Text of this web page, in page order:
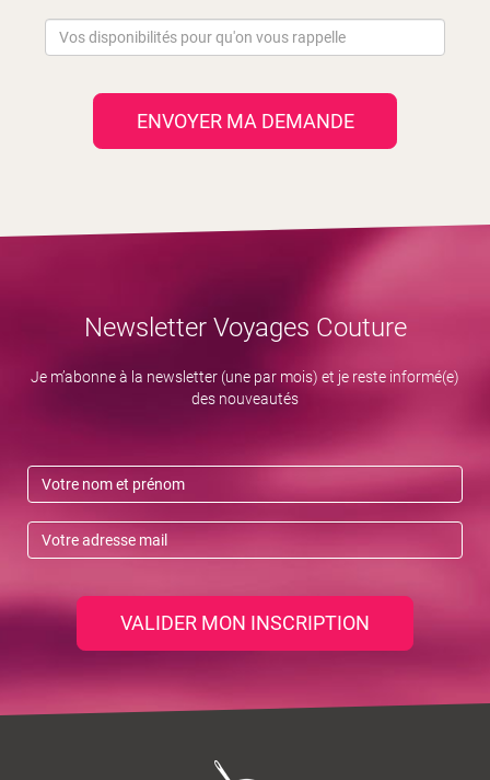
ENVOYER MA DEMANDE
Newsletter Voyages Couture
Je m’abonne à la newsletter (une par mois) et je reste informé(e)
des nouveautés
VALIDER MON INSCRIPTION